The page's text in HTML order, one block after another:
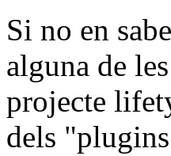
Si no en
alguna de
projecte
dels